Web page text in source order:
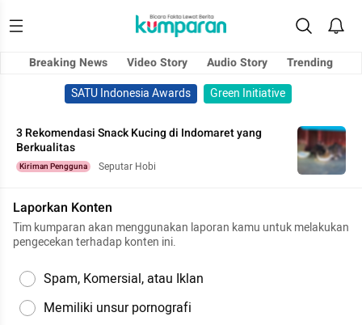
Breaking News Video Story Audio Story
Trending
SATU Indonesia Awards
Green Initiative
3 Rekomendasi Snack Kucing di Indomaret yang
Berkualitas
Kiriman Pengguna Seputar Hobi
Laporkan Konten
Tim kumparan akan menggunakan laporan kamu untuk melakukan
pengecekan terhadap konten ini.
Spam, Komersial, atau Iklan
Memiliki unsur pornografi